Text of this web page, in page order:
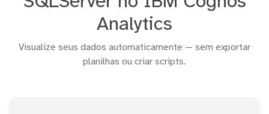
Analytics
Visualize seus dados automaticamente — sem exportar
planilhas ou criar scripts.